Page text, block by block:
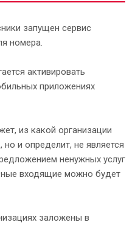
запущен сервис
номера.
активировать
приложениях
из какой организации
и определит, не является
ненужных услуг
входящие можно будет
заложены в